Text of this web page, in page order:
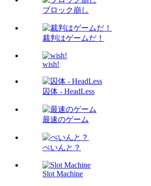
ブロック崩し
裁判はゲームだ！
wish!
囚体 - HeadLess
最速のゲーム
ぺいんと？
Slot Machine